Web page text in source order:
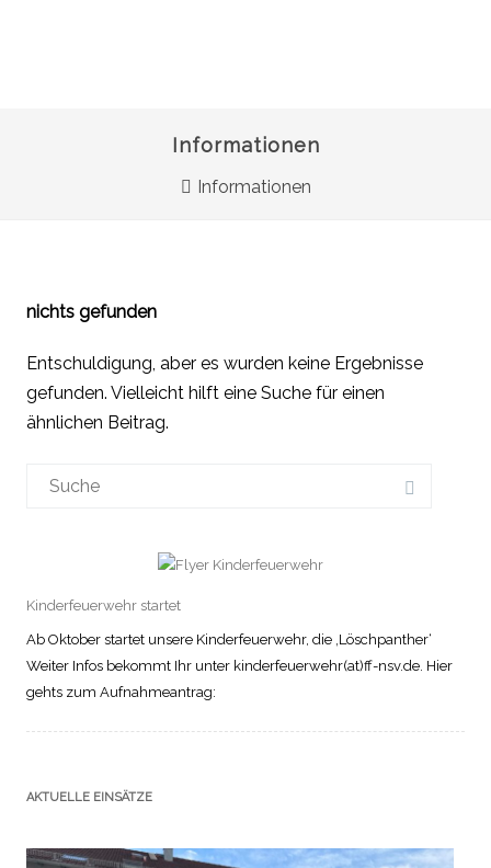
Informationen
Informationen
nichts gefunden
Entschuldigung, aber es wurden keine Ergebnisse
gefunden. Vielleicht hilft eine Suche für einen
ähnlichen Beitrag.
Suchergebnis
Kinderfeuerwehr startet
Ab Oktober startet unsere Kinderfeuerwehr, die ‚Löschpanther‘
Weiter Infos bekommt Ihr unter kinderfeuerwehr(at)ff-nsv.de. Hier
gehts zum Aufnahmeantrag:
AKTUELLE EINSÄTZE